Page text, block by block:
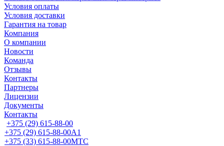
Условия оплаты
Условия доставки
Гарантия на товар
Компания
О компании
Новости
Команда
Отзывы
Контакты
Партнеры
Лицензии
Документы
Контакты
+375 (29) 615-88-00
+375 (29) 615-88-00A1
+375 (33) 615-88-00МТС